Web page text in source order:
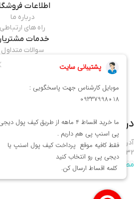
اطلاعات
درباره ما
راه های ارتباطی
خدمات
سوالات متداول
قوانین مرجوعی
همراه ما باشید
درباره فروشگاهمیماوان
آدرس فروشگاه : تهران - نارمک خیابان فرجام
432 موبایل
mima1shop
سلام ورود شما همراهان عزیز را به
مطالعه بیشتر